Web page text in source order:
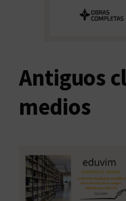
Antiguos
medios